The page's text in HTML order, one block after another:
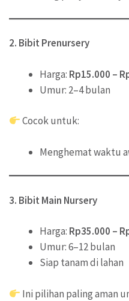
2. Bibit Prenursery
Harga: Rp15.000 –
Umur: 2–4 bulan
Cocok untuk:
Menghemat waktu
3. Bibit Main Nursery
Harga: Rp35.000 –
Umur: 6–12 bulan
Siap tanam di lahan
Ini pilihan paling aman